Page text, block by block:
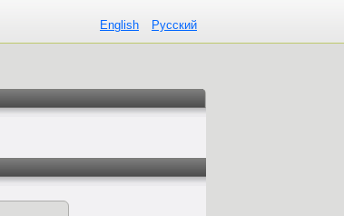
English Русский